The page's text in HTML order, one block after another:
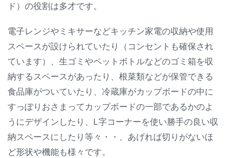
ド）の役割は多才です。
電子レンジやミキサーなどキッチン家電の収納や使用
スペースが設けられていたり（コンセントも確保され
ています）、生ゴミやペットボトルなどのゴミ箱を収
納するスペースがあったり、根菜類などが保管できる
食品庫がついていたり、冷蔵庫がカップボードの中に
すっぽりおさまってカップボードの一部であるかのよ
うにデザインしたり、L字コーナーを使い勝手の良い収
納スペースにしたり等々・・、あげれば切りがないほ
ど形状や機能も様々です。